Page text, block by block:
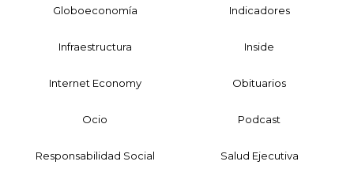
Globoeconomía Indicadores
Infraestructura Inside
Internet Economy Obituarios
Ocio Podcast
Responsabilidad Social Salud Ejecutiva